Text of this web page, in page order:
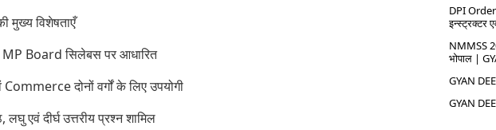
मुख्य विशेषताएँ
Board सिलेबस पर आधारित
दोनों वर्गों के लिए उपयोगी
एवं दीर्घ उत्तरीय प्रश्न शामिल
DPI Order:
इन्स्ट्रक्टर
NMMSS
भोपाल |
GYAN
GYAN